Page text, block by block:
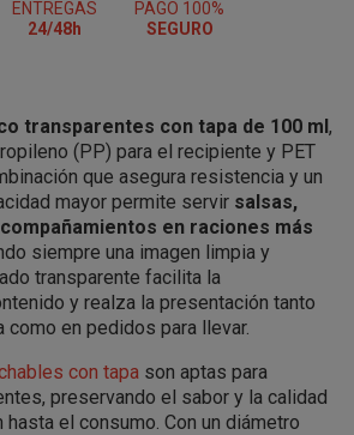
ENTREGAS
24/48h
PAGO 100%
SEGURO
transparentes con tapa de 100 ml,
(PP) para el recipiente y PET
que asegura resistencia y un
mayor permite servir salsas,
en raciones más
siempre una imagen limpia y
transparente facilita la
y realza la presentación tanto
en pedidos para llevar.
con tapa son aptas para
preservando el sabor y la calidad
el consumo. Con un diámetro